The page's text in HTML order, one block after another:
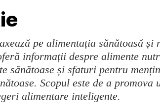
pe alimentația sănătoasă și
informații despre alimente
sănătoase și sfaturi pentru
Scopul este de a promova
alimentare inteligente.